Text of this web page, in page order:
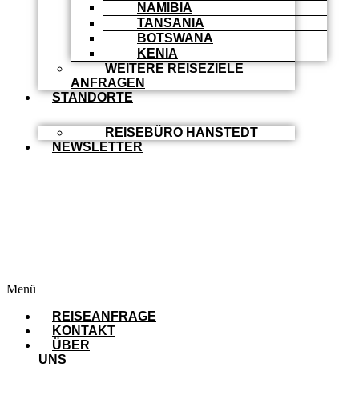
NAMIBIA
TANSANIA
BOTSWANA
KENIA
WEITERE REISEZIELE
ANFRAGEN
STANDORTE
REISEBÜRO HANSTEDT
NEWSLETTER
Menü
REISEANFRAGE
KONTAKT
ÜBER
UNS